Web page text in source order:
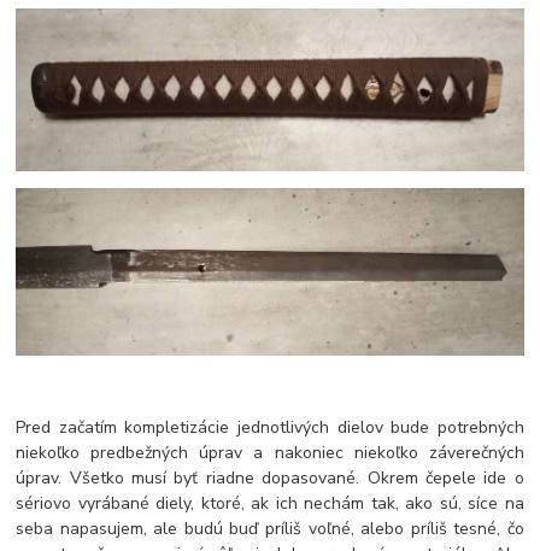
Pred začatím kompletizácie jednotlivých dielov bude potrebných
niekoľko predbežných úprav a nakoniec niekoľko záverečných
úprav. Všetko musí byť riadne dopasované. Okrem čepele ide o
sériovo vyrábané diely, ktoré, ak ich nechám tak, ako sú, síce na
seba napasujem, ale budú buď príliš voľné, alebo príliš tesné, čo